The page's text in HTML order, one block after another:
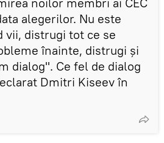
alegerilor. Nu este
vii, distrugi tot ce se
înainte, distrugi și
dialog". Ce fel de dialog
Dmitri Kiseev în